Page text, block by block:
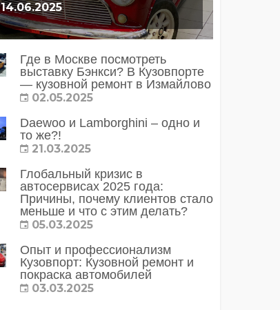
14.06.2025
Где в Москве посмотреть
выставку Бэнкси? В Кузовпорте
— кузовной ремонт в Измайлово
02.05.2025
Daewoo и Lamborghini – одно и
то же?!
21.03.2025
Глобальный кризис в
автосервисах 2025 года:
Причины, почему клиентов стало
меньше и что с этим делать?
05.03.2025
Опыт и профессионализм
Кузовпорт: Кузовной ремонт и
покраска автомобилей
03.03.2025